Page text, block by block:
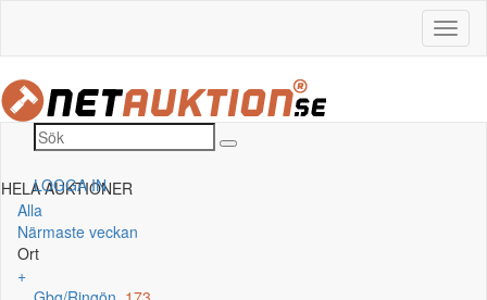
LOGGA IN
HELA AUKTIONER
Alla
Närmaste veckan
Ort
+